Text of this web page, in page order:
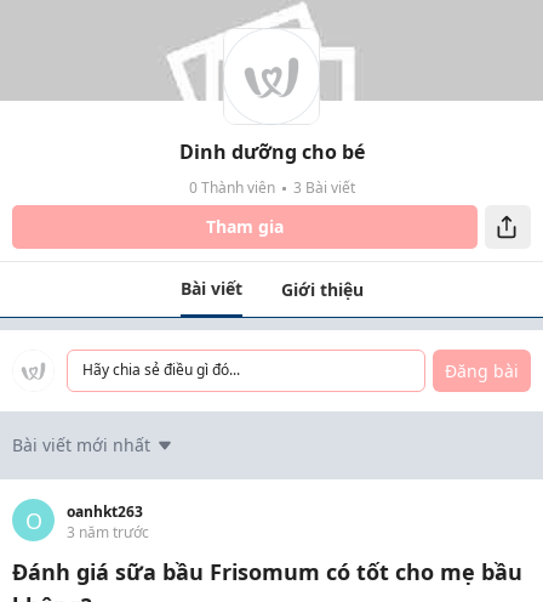
Dinh dưỡng cho bé
0 Thành viên 3 Bài viết
Tham gia
Bài viết Giới thiệu
Hãy chia sẻ điều gì đó... Đăng bài
Bài viết mới nhất
O
oanhkt263
3 năm trước
Đánh giá sữa bầu Frisomum có tốt cho mẹ bầu